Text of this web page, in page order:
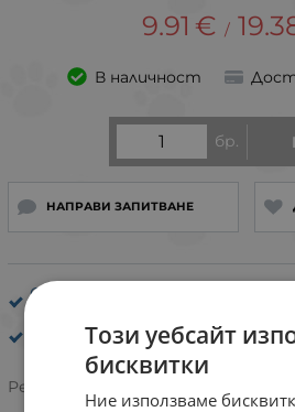
9.91 € /
В наличност
бр.
НАПРАВИ ЗАПИТВАНЕ
Сликер четки за кучета - за
Рейтинг:
Този уебсайт
бисквитки
Ние използваме